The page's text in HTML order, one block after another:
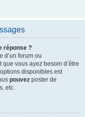
réponse ?
d’un forum ou
vous ayez besoin d’être
disponibles est
pouvez poster de
etc.